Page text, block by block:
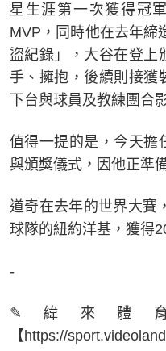
星生涯第一次獲得冠
MVP，同時他在去年締
盜紀錄」，大谷在登上
手、擁抱，後續則接獲
下台與球員及教練團合
值得一提的是，今天擔
與頒獎儀式，因他正準
道奇在去年的世界大賽
球隊的紐約洋基，獲得
-
✎緯來體
【https://